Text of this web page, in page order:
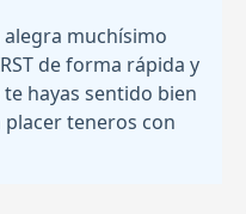
alegra muchísimo
de forma rápida y
hayas sentido bien
teneros con